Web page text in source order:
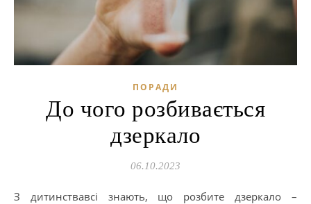
ПОРАДИ
До чого розбивається
дзеркало
06.10.2023
З дитинствавсі знають, що розбите дзеркало –